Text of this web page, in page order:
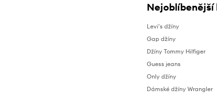
Nejoblíbenější
Levi's džíny
Gap džíny
Džíny Tommy Hilfiger
Guess jeans
Only džíny
Dámské džíny Wrangler